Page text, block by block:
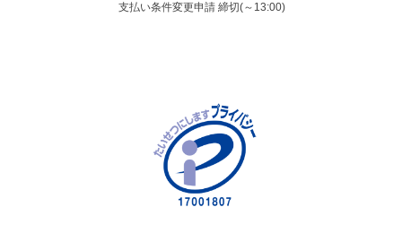
支払い条件変更申請 締切(～13:00)